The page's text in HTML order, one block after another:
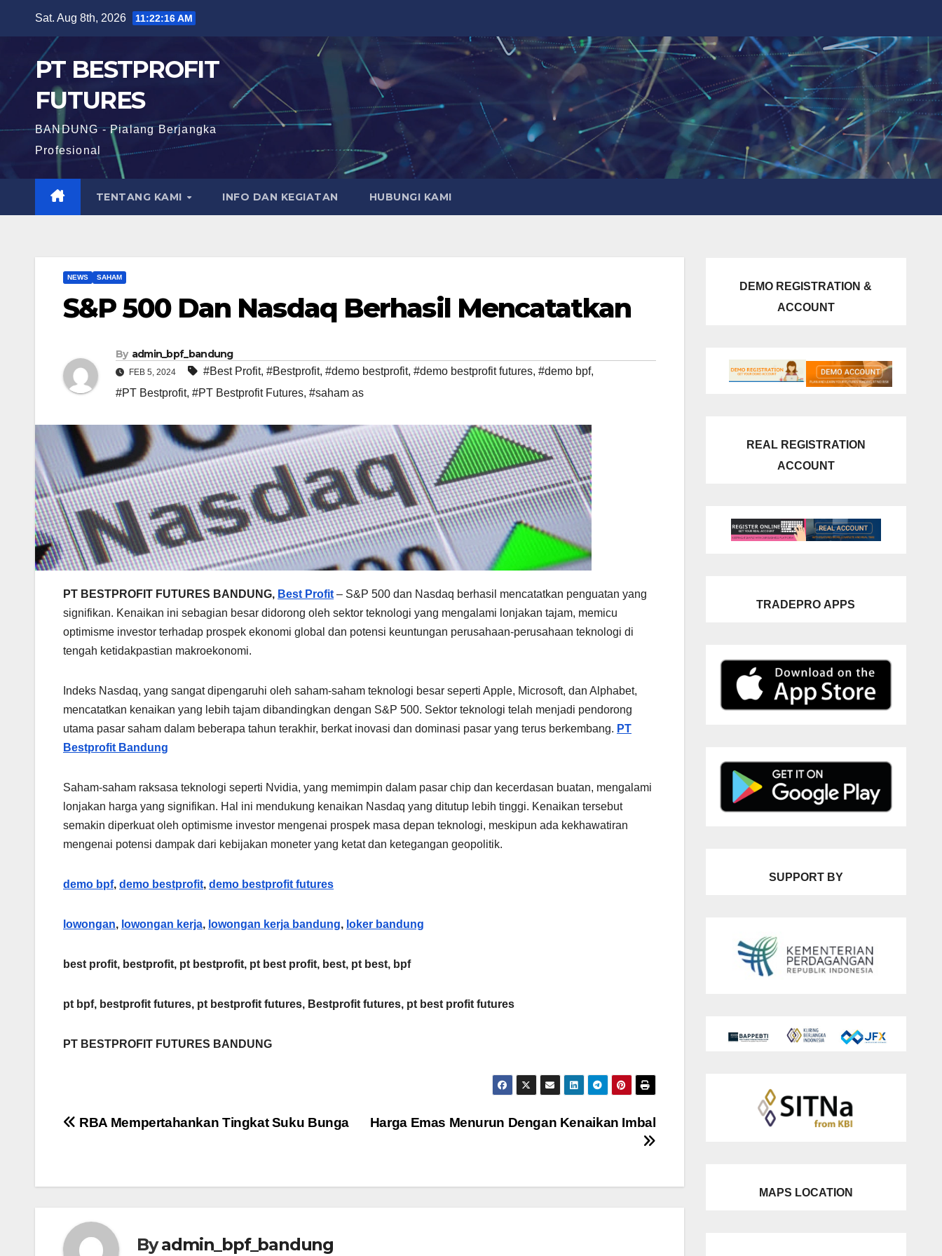
Sat. Aug 8th, 2026 11:22:16 AM
PT BESTPROFIT
FUTURES
BANDUNG - Pialang Berjangka
Profesional
TENTANG KAMI INFO DAN KEGIATAN HUBUNGI KAMI
NEWS SAHAM
S&P 500 Dan Nasdaq Berhasil Mencatatkan
By admin_bpf_bandung
FEB 5, 2024 #Best Profit, #Bestprofit, #demo bestprofit, #demo bestprofit futures, #demo bpf,
#PT Bestprofit, #PT Bestprofit Futures, #saham as
PT BESTPROFIT FUTURES BANDUNG, Best Profit – S&P 500 dan Nasdaq berhasil mencatatkan penguatan yang
signifikan. Kenaikan ini sebagian besar didorong oleh sektor teknologi yang mengalami lonjakan tajam, memicu
optimisme investor terhadap prospek ekonomi global dan potensi keuntungan perusahaan-perusahaan teknologi di
tengah ketidakpastian makroekonomi.
Indeks Nasdaq, yang sangat dipengaruhi oleh saham-saham teknologi besar seperti Apple, Microsoft, dan Alphabet,
mencatatkan kenaikan yang lebih tajam dibandingkan dengan S&P 500. Sektor teknologi telah menjadi pendorong
utama pasar saham dalam beberapa tahun terakhir, berkat inovasi dan dominasi pasar yang terus berkembang. PT
Bestprofit Bandung
Saham-saham raksasa teknologi seperti Nvidia, yang memimpin dalam pasar chip dan kecerdasan buatan, mengalami
lonjakan harga yang signifikan. Hal ini mendukung kenaikan Nasdaq yang ditutup lebih tinggi. Kenaikan tersebut
semakin diperkuat oleh optimisme investor mengenai prospek masa depan teknologi, meskipun ada kekhawatiran
mengenai potensi dampak dari kebijakan moneter yang ketat dan ketegangan geopolitik.
demo bpf, demo bestprofit, demo bestprofit futures
lowongan, lowongan kerja, lowongan kerja bandung, loker bandung
best profit, bestprofit, pt bestprofit, pt best profit, best, pt best, bpf
pt bpf, bestprofit futures, pt bestprofit futures, Bestprofit futures, pt best profit futures
PT BESTPROFIT FUTURES BANDUNG
Post
Harga Emas Menurun Dengan Kenaikan Imbal
RBA Mempertahankan Tingkat Suku Bunga
Byadmin_bpf_bandung
DEMO REGISTRATION &
ACCOUNT
REAL REGISTRATION
ACCOUNT
TRADEPRO APPS
SUPPORT BY
MAPS LOCATION